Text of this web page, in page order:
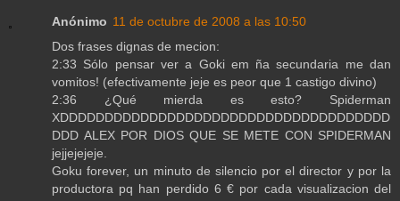
Anónimo 11 de octubre de 2008 a las 10:50
Dos frases dignas de mecion:
2:33 Sólo pensar ver a Goki em ña secundaria me dan
vomitos! (efectivamente jeje es peor que 1 castigo divino)
2:36 ¿Qué mierda es esto? Spiderman
XDDDDDDDDDDDDDDDDDDDDDDDDDDDDDDDDDDDDD
DDD ALEX POR DIOS QUE SE METE CON SPIDERMAN
jejjejejeje.
Goku forever, un minuto de silencio por el director y por la
productora pq han perdido 6 € por cada visualizacion del